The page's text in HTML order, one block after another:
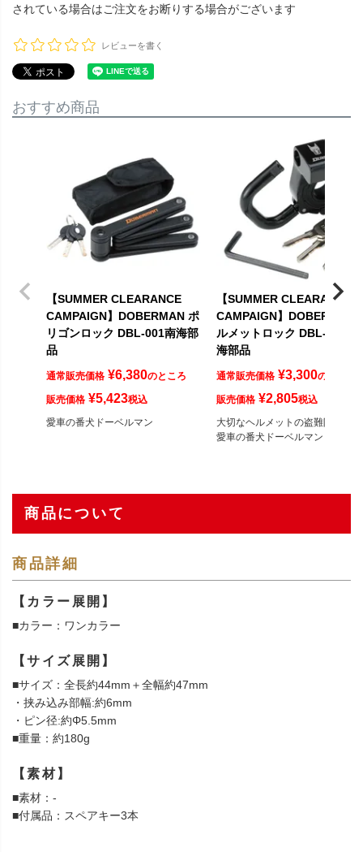
されている場合はご注文をお断りする場合がございます
レビューを書く
おすすめ商品
【SUMMER CLEARANCE
CAMPAIGN】DOBERMAN ポ
リゴンロック DBL-001南海部
品
通常販売価格 ¥6,380のところ
販売価格 ¥5,423税込
愛車の番犬ドーベルマン
【SUMMER CLEARANCE
CAMPAIGN】DOBERMAN
ルメットロック DBL-002 南
海部品
通常販売価格 ¥3,300のところ
販売価格 ¥2,805税込
大切なヘルメットの盗難防止に。
愛車の番犬ドーベルマン
商品について
商品詳細
【カラー展開】
■カラー：ワンカラー
【サイズ展開】
■サイズ：全長約44mm＋全幅約47mm
・挟み込み部幅:約6mm
・ピン径:約Φ5.5mm
■重量：約180g
【素材】
■素材：-
■付属品：スペアキー3本